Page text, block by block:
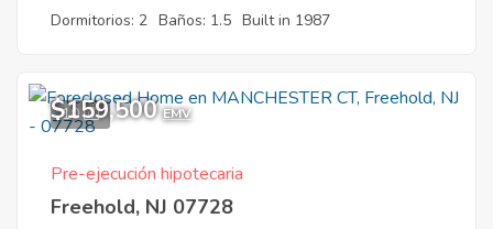
Dormitorios: 2 Baños: 1.5 Built in 1987
10
$159,500 EMV
Pre-ejecución hipotecaria
Freehold, NJ 07728